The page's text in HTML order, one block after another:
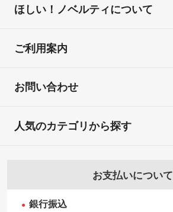
ほしい！ノベルティについて
ご利用案内
お問い合わせ
お支払いについて
銀行振込
人気のカテゴリから探す